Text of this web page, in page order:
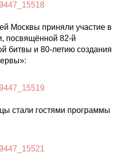
Москвы приняли участие в
посвящённой 82-й
битвы и 80-летию создания
стали гостями программы